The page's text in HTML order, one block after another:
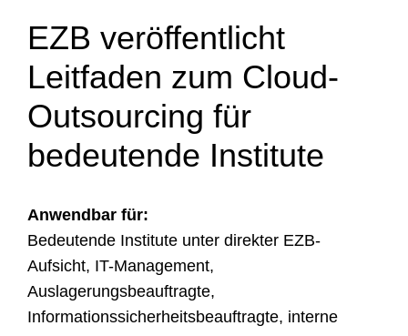
EZB veröffentlicht
Leitfaden zum Cloud-
Outsourcing für
bedeutende Institute
Anwendbar für:
Bedeutende Institute unter direkter EZB-
Aufsicht, IT-Management,
Auslagerungsbeauftragte,
Informationssicherheitsbeauftragte, interne